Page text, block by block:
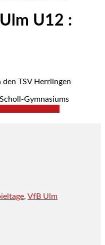
U12 :
den TSV Herrlingen
Gymnasiums
, VfB Ulm